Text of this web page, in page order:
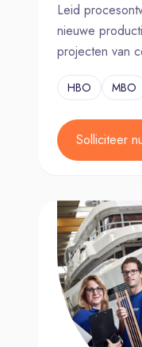
Leid
nieuwe
projecten van
HBO MBO
Solliciteer